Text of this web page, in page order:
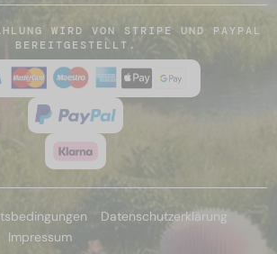
WIRD VON STRIPE UND PAYPAL
BEREITGESTELLT.
Datenschutzerklärung
Impressum